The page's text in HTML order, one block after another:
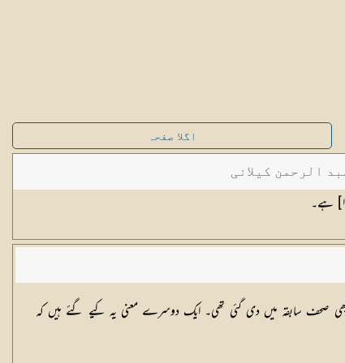
اگلا صفحہ
الرحمن کیلانی
صحف سابقہ میں دی گئی تھی۔ ایک دوسرے معنی یہ کیے گئے ہیں کہ